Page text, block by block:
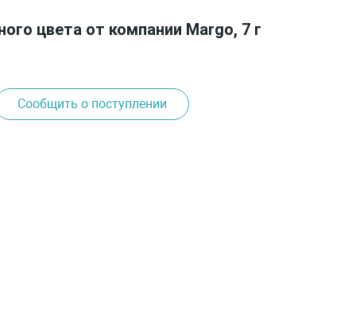
цвета от компании Margo, 7 г
Сообщить о поступлении